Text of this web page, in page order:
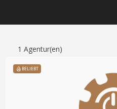
1 Agentur(en)
BELIEBT